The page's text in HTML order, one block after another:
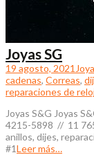
Joyas SG
19 agosto, 2021
cadenas, Correas,
reparaciones de
Joyas S&G Joyas
4215-5898 // 11
anillos, dijes,
#1Leer más…